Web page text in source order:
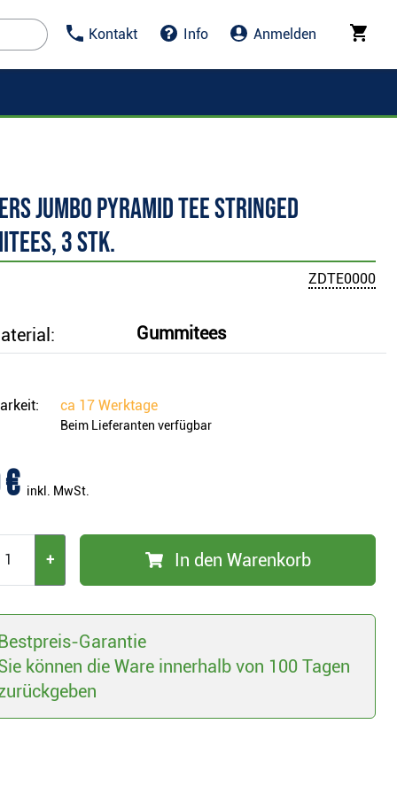
Kontakt Info Anmelden
Jumbo Pyramid Tee Stringed
3 Stk.
ZDTE0000
Gummitees
ca 17 Werktage
Beim Lieferanten verfügbar
inkl. MwSt.
+ In den Warenkorb
Garantie
können die Ware innerhalb von 100 Tagen